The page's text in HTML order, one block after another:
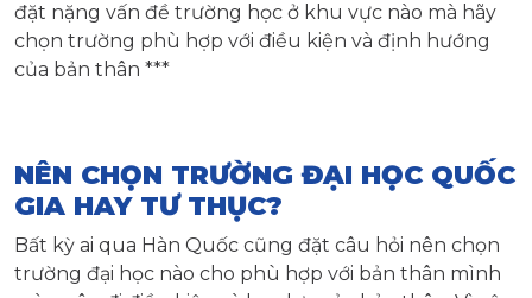
đặt nặng vấn đề trường học ở khu vực nào mà hãy
chọn trường phù hợp với điều kiện và định hướng
của bản thân ***
NÊN CHỌN TRƯỜNG ĐẠI HỌC QUỐC
GIA HAY TƯ THỤC?
Bất kỳ ai qua Hàn Quốc cũng đặt câu hỏi nên chọn
trường đại học nào cho phù hợp với bản thân mình